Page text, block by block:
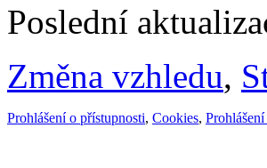
Poslední
Změna vzhledu,
Prohlášení o přístupnosti, Cookies,